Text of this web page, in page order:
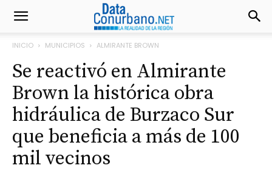
INICIO MUNICIPIOS ALMIRANTE BROWN
Se reactivó en Almirante
Brown la histórica obra
hidráulica de Burzaco Sur
que beneficia a más de 100
mil vecinos